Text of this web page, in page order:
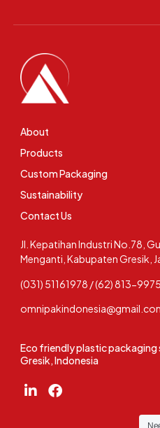
Eco friendly plastic packaging
Gresik, Indonesia
Jl. Kepatihan Industri No.78,
Menganti, Kabupaten Gresik,
(031) 51161978 / (62) 813-
About
Products
Custom Packaging
Sustainability
Contact Us